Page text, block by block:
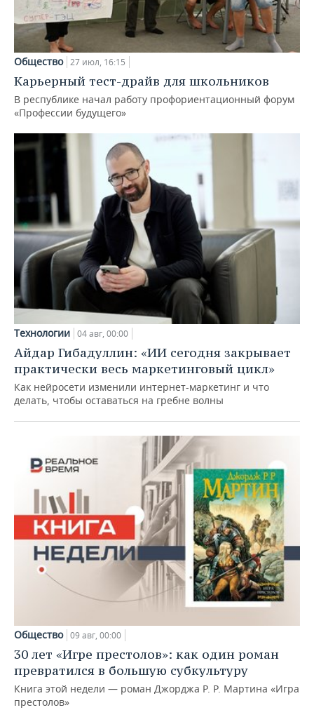
Общество 27 июл, 16:15
Карьерный тест-драйв для школьников
В республике начал работу профориентационный форум
«Профессии будущего»
Технологии 04 авг, 00:00
Айдар Гибадуллин: «ИИ сегодня закрывает
практически весь маркетинговый цикл»
Как нейросети изменили интернет-маркетинг и что
делать, чтобы оставаться на гребне волны
Общество 09 авг, 00:00
30 лет «Игре престолов»: как один роман
превратился в большую субкультуру
Книга этой недели — роман Джорджа Р. Р. Мартина «Игра
престолов»